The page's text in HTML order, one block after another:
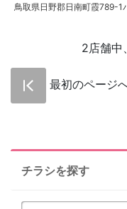
鳥取県日野郡日南町霞789-1
2店舗中
最初のページ
チラシを探す